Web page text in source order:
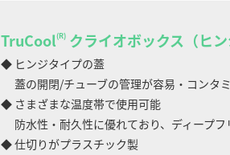
TruCool(R) クライオボックス（ヒン
◆ ヒンジタイプの蓋
蓋の開閉/チューブの管理が容易・コンタ
◆ さまざまな温度帯で使用可能
防水性・耐久性に優れており、ディープ
◆ 仕切りがプラスチック製